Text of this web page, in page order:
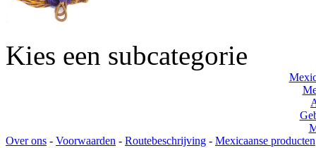
Kies een subcategorie
Over ons - Voorwaarden - Routebeschrijving - Mexicaanse producten